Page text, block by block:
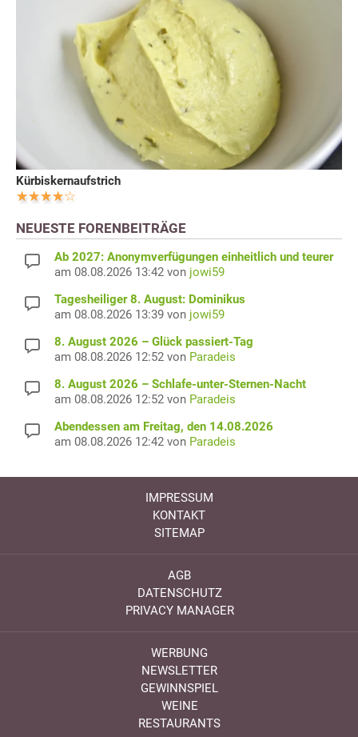
Kürbiskernaufstrich
NEUESTE FORENBEITRÄGE
Ab 2027: Anonymverfügungen einheitlich und teurer
am 08.08.2026 13:42 von jowi59
Tagesheiliger 8. August: Dominikus
am 08.08.2026 13:39 von jowi59
8. August 2026 – Glück passiert-Tag
am 08.08.2026 12:52 von Paradeis
8. August 2026 – Schlafe-unter-Sternen-Nacht
am 08.08.2026 12:52 von Paradeis
Abendessen am Freitag, den 14.08.2026
am 08.08.2026 12:42 von Paradeis
IMPRESSUM
KONTAKT
SITEMAP
AGB
DATENSCHUTZ
PRIVACY MANAGER
WERBUNG
NEWSLETTER
GEWINNSPIEL
WEINE
RESTAURANTS